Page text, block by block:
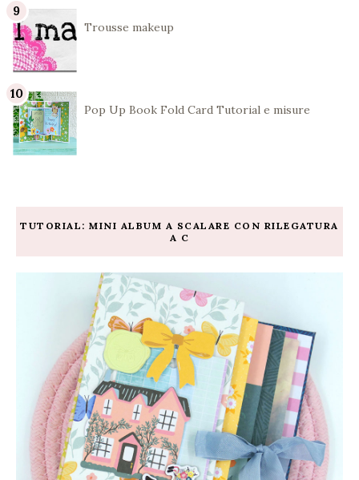
Trousse makeup
Pop Up Book Fold Card Tutorial e misure
TUTORIAL: MINI ALBUM A SCALARE CON RILEGATURA
A C